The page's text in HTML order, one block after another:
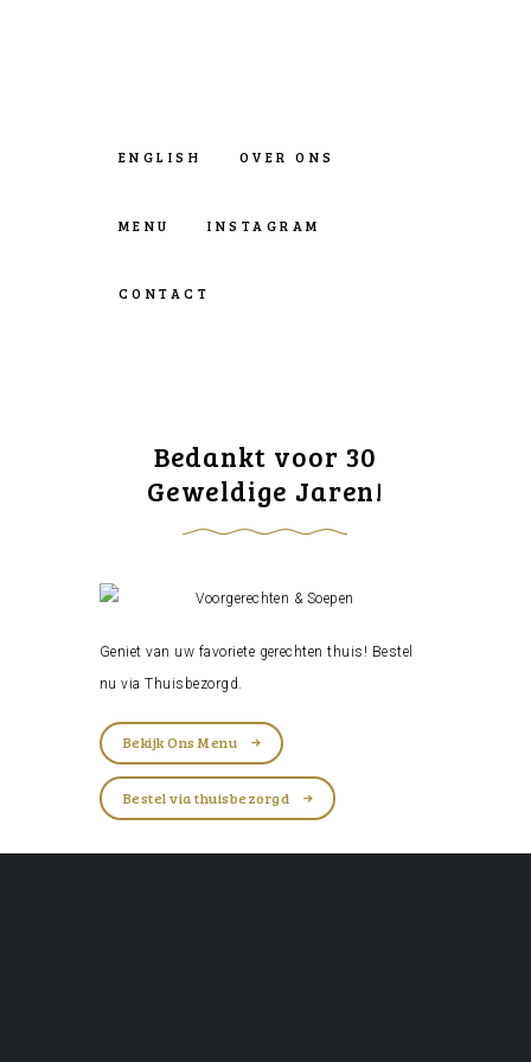
ENGLISH OVER ONS
MENU INSTAGRAM
CONTACT
Bedankt voor 30
Geweldige Jaren!
Geniet van uw favoriete gerechten thuis! Bestel
nu viaThuisbezorgd
Bekijk Ons Menu
Bestel via thuisbezorgd